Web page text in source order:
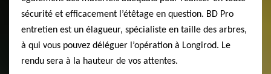
sécurité et efficacement l’étêtage en question. BD Pro
entretien est un élagueur, spécialiste en taille des arbres,
à qui vous pouvez déléguer l’opération à Longirod. Le
rendu sera à la hauteur de vos attentes.